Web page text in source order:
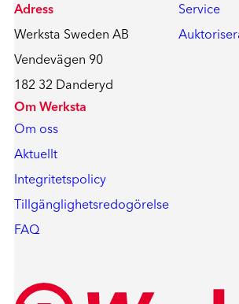
Adress
Werksta Sweden AB
Vendevägen 90
182 32 Danderyd
Service
Om Werksta
Om oss
Aktuellt
Integritetspolicy
Tillgänglighetsredogörelse
FAQ